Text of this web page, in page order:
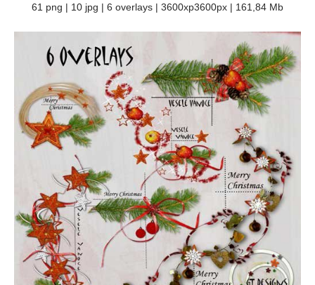
61 png | 10 jpg | 6 overlays | 3600xp3600px | 161,84 Mb